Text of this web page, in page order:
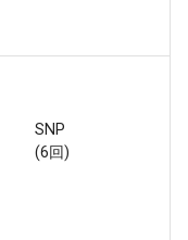
SNP
(6回)